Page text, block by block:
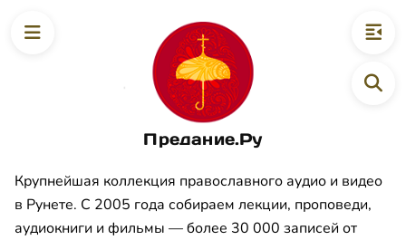
Предание.Ру
Крупнейшая коллекция православного аудио и видео
в Рунете. С 2005 года собираем лекции, проповеди,
аудиокниги и фильмы — более 30 000 записей от